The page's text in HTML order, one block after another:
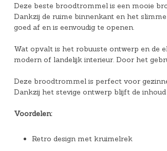
Deze beste broodtrommel is een mooie
Dankzij de ruime binnenkant en het
goed af en is eenvoudig te openen.
Wat opvalt is het robuuste ontwerp en de
modern of landelijk interieur. Door het
Deze broodtrommel is perfect voor
Dankzij het stevige ontwerp blijft de
Voordelen:
Retro design met kruimelrek